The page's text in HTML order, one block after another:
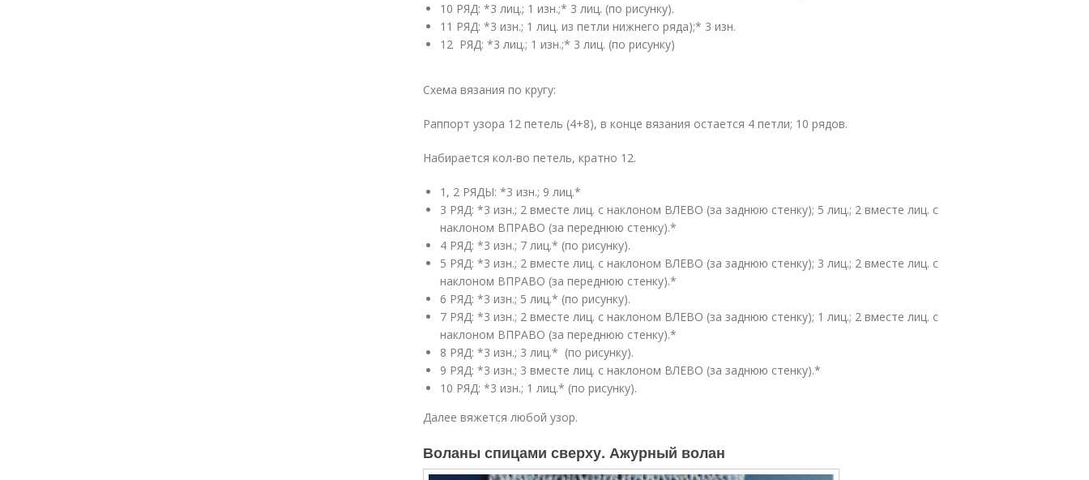
10 РЯД: *3 лиц.; 1 изн.;* 3 лиц. (по рисунку).
11 РЯД: *3 изн.; 1 лиц. из петли нижнего ряда);* 3 изн.
12 РЯД: *3 лиц.; 1 изн.;* 3 лиц. (по рисунку)
Схема вязания по кругу:
Раппорт узора 12 петель (4+8), в конце вязания остается 4 петли; 10 рядов.
Набирается кол-во петель, кратно 12.
1, 2 РЯДЫ: *3 изн.; 9 лиц.*
3 РЯД: *3 изн.; 2 вместе лиц. с наклоном ВЛЕВО (за заднюю стенку); 5 лиц.; 2 вместе лиц. с
наклоном ВПРАВО (за переднюю стенку).*
4 РЯД: *3 изн.; 7 лиц.* (по рисунку).
5 РЯД: *3 изн.; 2 вместе лиц. с наклоном ВЛЕВО (за заднюю стенку); 3 лиц.; 2 вместе лиц. с
наклоном ВПРАВО (за переднюю стенку).*
6 РЯД: *3 изн.; 5 лиц.* (по рисунку).
7 РЯД: *3 изн.; 2 вместе лиц. с наклоном ВЛЕВО (за заднюю стенку); 1 лиц.; 2 вместе лиц. с
наклоном ВПРАВО (за переднюю стенку).*
8 РЯД: *3 изн.; 3 лиц.* (по рисунку).
9 РЯД: *3 изн.; 3 вместе лиц. с наклоном ВЛЕВО (за заднюю стенку).*
10 РЯД: *3 изн.; 1 лиц.* (по рисунку).
Далее вяжется любой узор.
Воланы спицами сверху. Ажурный волан